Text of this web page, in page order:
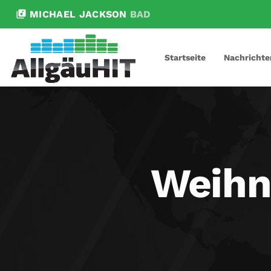
library_music MICHAEL JACKSON BAD
Startseite